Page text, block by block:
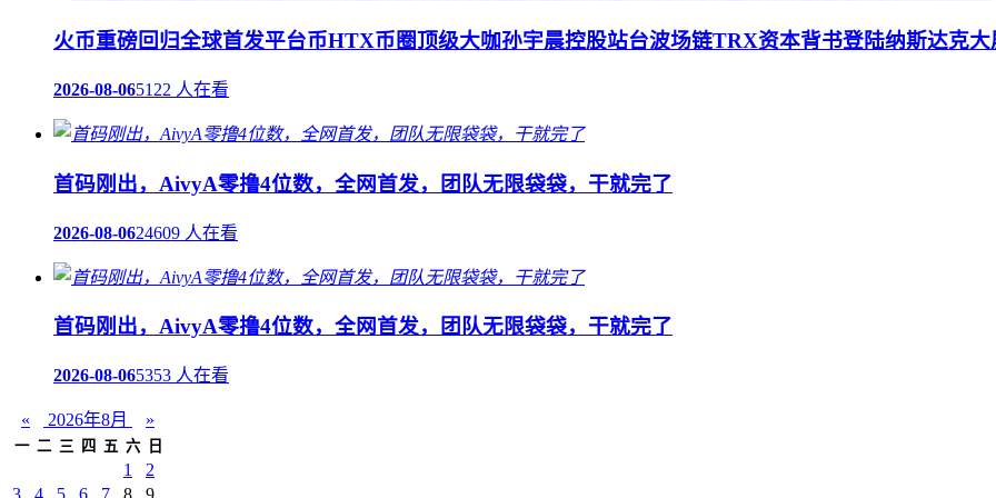
火币重磅回归全球首发平台币HTX币圈顶级大咖孙宇晨控股站台波场链TRX资本背书登陆纳斯达克
2026-08-065122 人在看
首码刚出，AivyA零撸4位数，全网首发，团队无限袋袋，干就完了
2026-08-0624609 人在看
首码刚出，AivyA零撸4位数，全网首发，团队无限袋袋，干就完了
2026-08-065353 人在看
« 2026年8月 »
一 二 三 四 五 六 日
1
2
3
4 5 6 7 8 9